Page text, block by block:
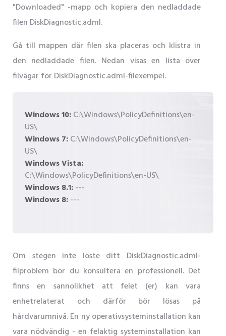
"Downloaded" -mapp och kopiera den nedladdade
filen DiskDiagnostic.adml.
Gå till mappen där filen ska placeras och klistra in
den nedladdade filen. Nedan visas en lista över
filvägar för DiskDiagnostic.adml-filexempel.
Windows 10:C:\Windows\PolicyDefinitions\en-
US\
Windows 7:C:\Windows\PolicyDefinitions\en-
US\
Windows Vista:
C:\Windows\PolicyDefinitions\en-US\
Windows 8.1:---
Windows 8:---
Om stegen inte löste ditt DiskDiagnostic.adml-
filproblem bör du konsultera en professionell. Det
finns en sannolikhet att felet (er) kan vara
enhetrelaterat och därför bör lösas på
hårdvarumnivå. En ny operativsysteminstallation kan
vara nödvändig - en felaktig systeminstallation kan